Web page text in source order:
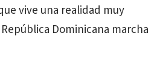
vive una realidad muy
Dominicana marcha